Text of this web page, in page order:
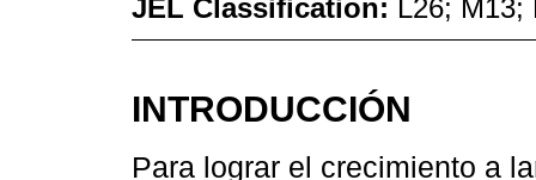
JEL Classification: L26; M13;
INTRODUCCIÓN
Para lograr el crecimiento a